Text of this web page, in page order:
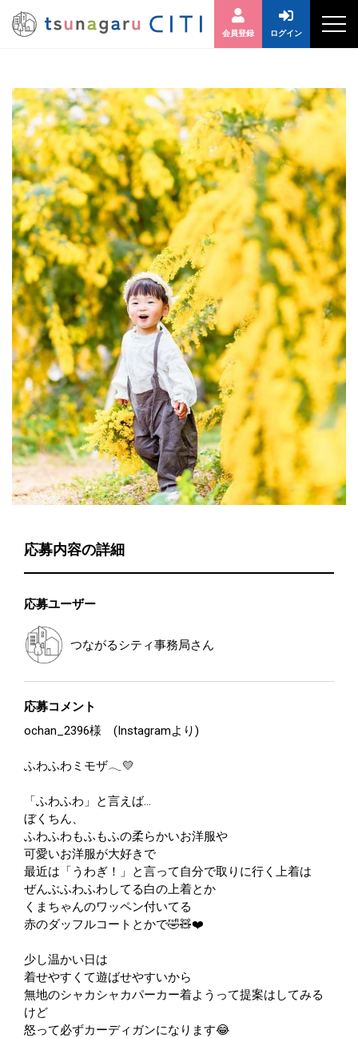
会員登録 ログイン
応募内容の詳細
応募ユーザー
つながるシティ事務局さん
応募コメント
ochan_2396様 (Instagramより)
ふわふわミモザ𓂃💛
「ふわふわ」と言えば…
ぼくちん、
ふわふわもふもふの柔らかいお洋服や
可愛いお洋服が大好きで
最近は「うわぎ！」と言って自分で取りに行く上着は
ぜんぶふわふわしてる白の上着とか
くまちゃんのワッペン付いてる
赤のダッフルコートとかで🤣🧸❤️
少し温かい日は
着せやすくて遊ばせやすいから
無地のシャカシャカパーカー着ようって提案はしてみる
けど
怒って必ずカーディガンになります😂